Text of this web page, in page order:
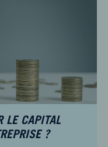
LE CAPITAL
?